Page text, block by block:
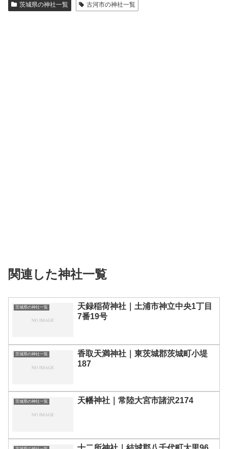
茨城県の神社一覧 古河市の神社一覧
関連した神社一覧
茨城県の神社一覧
天録稲荷神社｜土浦市神立中央1丁目
7番19号
茨城県の神社一覧
香取天満神社｜東茨城郡茨城町小堤
187
茨城県の神社一覧 天幡神社｜常陸大宮市諸沢2174